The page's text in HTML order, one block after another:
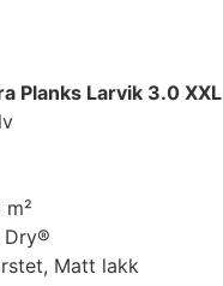
Planks Larvik 3.0 XXL
Dry®
Matt lakk